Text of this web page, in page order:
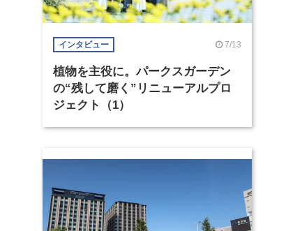
インタビュー 7/13
植物を主役に。パークスガーデン
の“残して磨く”リニューアルプロ
ジェクト（1）